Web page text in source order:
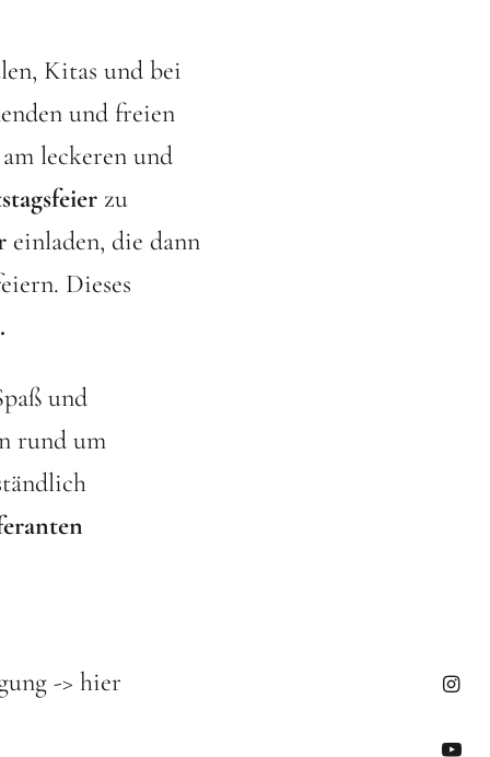
Kitas und bei
und freien
leckeren und
zu
einladen, die dann
Dieses
und
rund um
-> hier